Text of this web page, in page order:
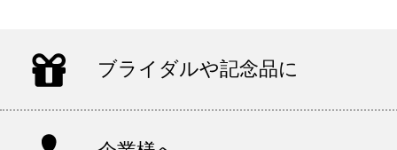
ブライダルや記念品に